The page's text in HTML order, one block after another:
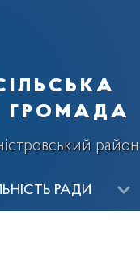
громада
район
РАДИ